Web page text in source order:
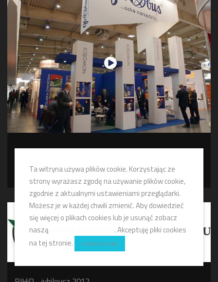
Globus - firma produkcyjna
PROMOCJA-FILMY
Ta witryna używa plików cookie. Korzystając ze
strony wyrażasz zgodę na używanie plików cookie,
zgodnie z aktualnymi ustawieniami przeglądarki.
Możesz je w każdej chwili zmienić. Aby dowiedzieć
się więcej o plikach cookies lub je usunąć zobacz
naszą
. Akceptuję pliki cookies
na tej stronie.
cookie accept.